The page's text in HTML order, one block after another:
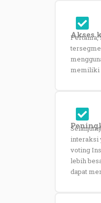
Akses
memiliki
interaksi
voting
lebih
dapat